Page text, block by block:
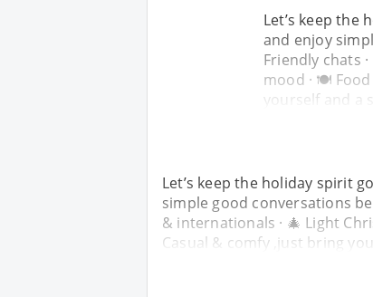
Let’s keep the
and enjoy
Friendly chats
mood · 🍽️
yourself and a
Let’s keep the holiday spirit
simple good conversations
& internationals · 🎄 Light
Casual & comfy ,just bring